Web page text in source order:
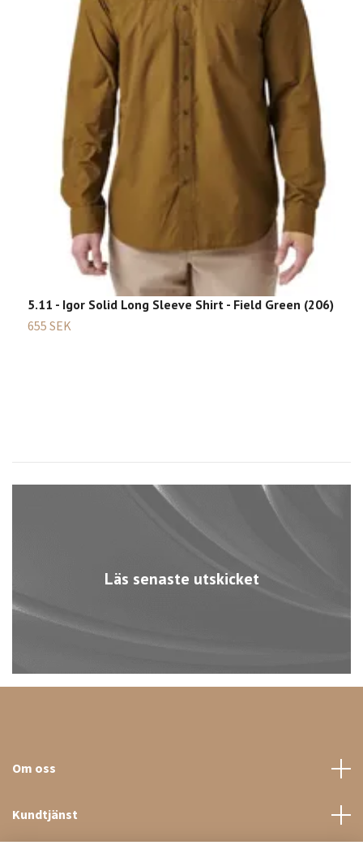
Läs senaste utskicket
5.11 - Igor Solid Long Sleeve Shirt - Field Green (206)
655 SEK
Om oss
Kundtjänst